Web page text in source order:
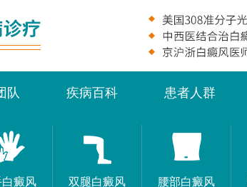
队 疾病百科 患者人群
癜风 双腿白癜风 腰部白癜风